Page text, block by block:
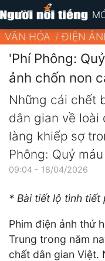
VĂN HÓA ĐIỆN
'Phí Phông:
ảnh chốn non
Những cái chết
dân gian về loài
làng khiếp sợ
Phông: Quỷ
09:04 - 18/04/2026
* Bài tiết lộ tình tiết
Phim điện ảnh thứ
Trung trong năm
chất dân gian Việt.